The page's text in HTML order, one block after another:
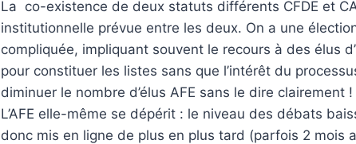
La co-existence de deux statuts différents CFDE et
institutionnelle prévue entre les deux. On a une
compliquée, impliquant souvent le recours à des élus
pour constituer les listes sans que l’intérêt du
diminuer le nombre d’élus AFE sans le dire clairement !
L’AFE elle-même se dépérit : le niveau des débats
donc mis en ligne de plus en plus tard (parfois 2 mois